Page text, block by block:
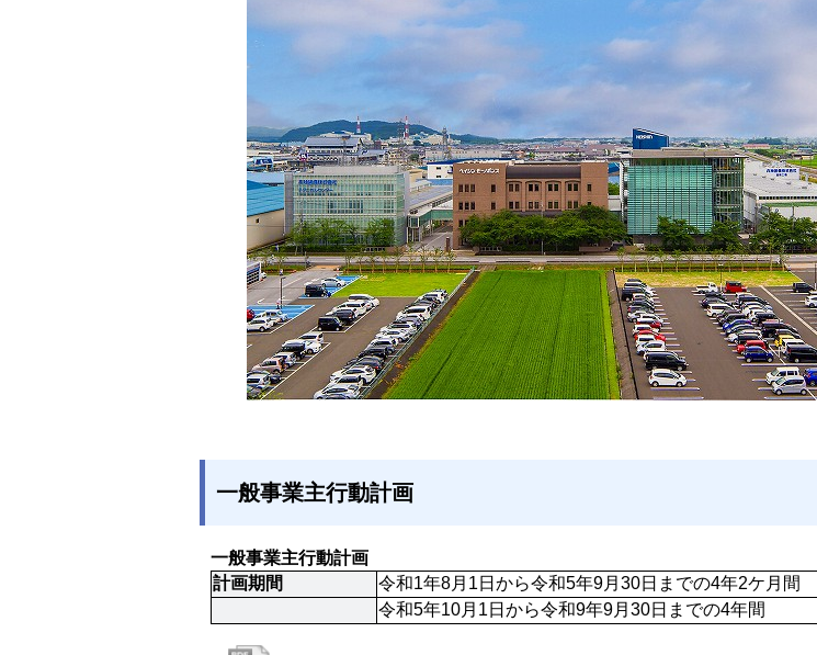
一般事業主行動計画
一般事業主行動計画
計画期間
令和1年8月1日から令和5年9月30日までの4年2ケ月間
令和5年10月1日から令和9年9月30日までの4年間